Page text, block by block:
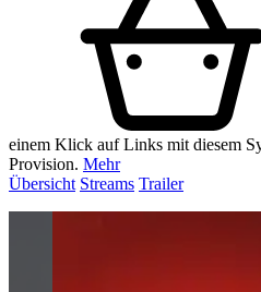
einem Klick auf Links mit diesem
Provision. Mehr
Übersicht Streams Trailer